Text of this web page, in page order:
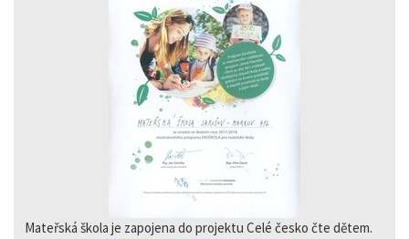
Mateřská škola je zapojena do projektu Celé česko čte dětem.